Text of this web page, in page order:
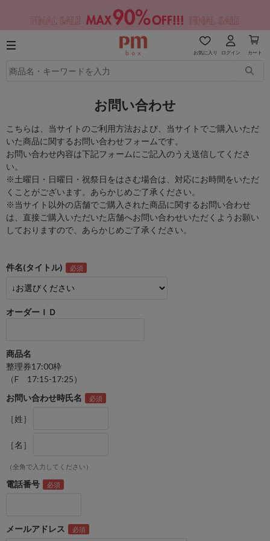
お気に入り ログイン カート
お問い合わせ
こちらは、当サイトのご利用方法および、当サイトでご購入いただ
いた商品に関するお問い合わせフォームです。
お問い合わせ内容は下記フォームにご記入のうえ送信してくださ
い。
※土曜日・日曜日・祝祭日をはさむ場合は、対応にお時間をいただ
くことがございます。あらかじめご了承ください。
※当サイト以外の店舗でご購入された商品に関するお問い合わせ
は、直接ご購入いただいた店舗へお問い合わせいただくようお願い
しておりますので、あらかじめご了承ください。
件名(タイトル)
オーダーＩＤ
商品名
整理券17:00枠
（F 17:15-17:25）
お問い合わせ時氏名
［姓］
［名］
（全角で入力してください）
電話番号
メールアドレス